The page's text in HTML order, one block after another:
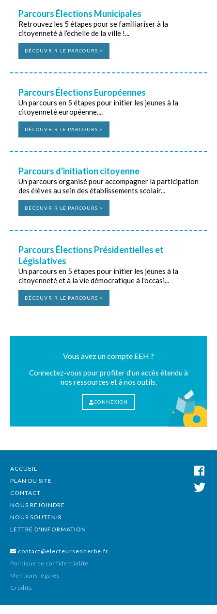
Parcours Élections Municipales
Retrouvez les 5 étapes pour se familiariser à la
citoyenneté à l’échelle de la ville !...
DÉCOUVRIR LE PARCOURS >
Parcours Élections Européennes
Un parcours en 5 étapes pour initier les jeunes à la
citoyenneté européenne....
DÉCOUVRIR LE PARCOURS >
Parcours d'initiation citoyenne
Un parcours organisé pour accompagner la participation
des élèves au sein des établissements scolair...
DÉCOUVRIR LE PARCOURS >
Parcours Élections Présidentielles et
Législatives
Un parcours en 5 étapes pour initier les jeunes à la
citoyenneté et à la vie démocratique à l'occasi...
DÉCOUVRIR LE PARCOURS >
Vous avez un compte EEH ?
Connectez-vous pour profiter d'un accès étendu à
nos ressources et à nos outils.
CONNEXION
ACCUEIL
PLAN DU SITE
CONTACT
NOUS REJOINDRE
NOUS SOUTENIR
LETTRE D'INFORMATION
contact@electeursenherbe.fr
Politique de confidentialité
Mentions légales
Crédits